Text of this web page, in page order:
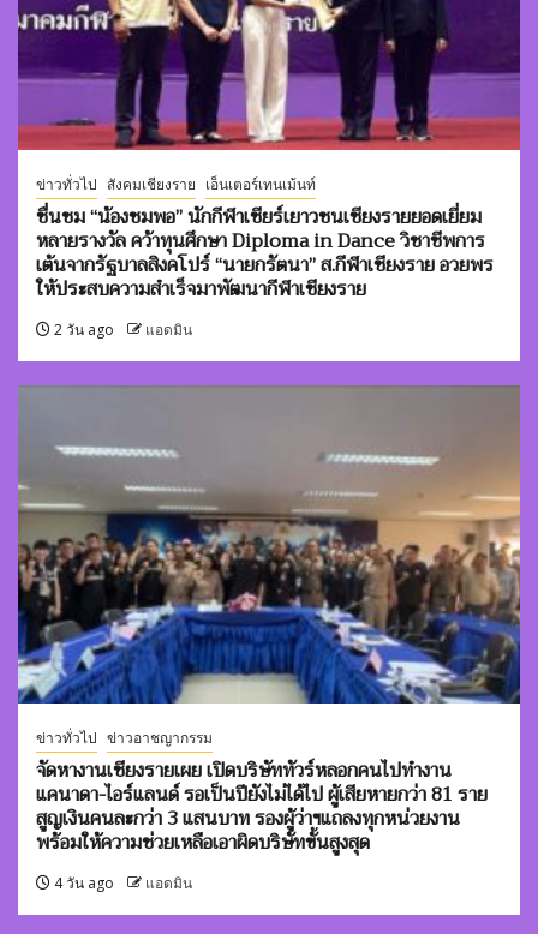
ข่าวทั่วไป สังคมเชียงราย เอ็นเตอร์เทนเม้นท์
ชื่นชม “น้องชมพอ” นักกีฬาเชียร์เยาวชนเชียงรายยอดเยี่ยม
หลายรางวัล คว้าทุนศึกษา Diploma in Dance วิชาชีพการ
เต้นจากรัฐบาลสิงคโปร์ “นายกรัตนา” ส.กีฬาเชียงราย อวยพร
ให้ประสบความสำเร็จมาพัฒนากีฬาเชียงราย
2 วัน ago แอดมิน
ข่าวทั่วไป ข่าวอาชญากรรม
จัดหางานเชียงรายเผย เปิดบริษัททัวร์หลอกคนไปทำงาน
แคนาดา-ไอร์แลนด์ รอเป็นปียังไม่ได้ไป ผู้เสียหายกว่า 81 ราย
สูญเงินคนละกว่า 3 แสนบาท รองผู้ว่าฯแถลงทุกหน่วยงาน
พร้อมให้ความช่วยเหลือเอาผิดบริษัทขั้นสูงสุด
4 วัน ago แอดมิน